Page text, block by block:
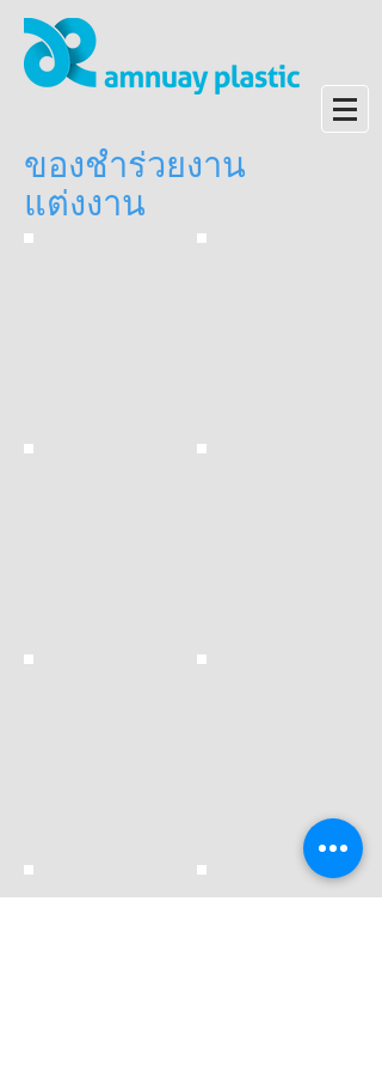
ของชำร่วยงาน
แต่งงาน